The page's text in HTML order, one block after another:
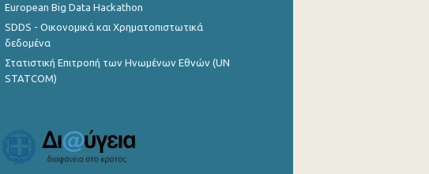
European Big Data Hackathon
SDDS - Οικονομικά και Χρηματοπιστωτικά
δεδομένα
Στατιστική Επιτροπή των Ηνωμένων Εθνών (UN
STATCOM)